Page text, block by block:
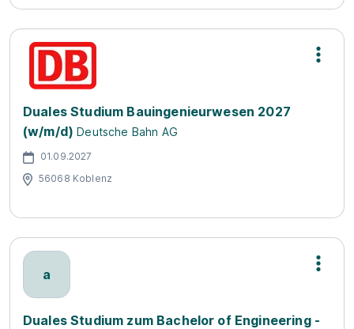
Duales Studium Bauingenieurwesen 2027
(w/m/d) Deutsche Bahn AG
01.09.2027
56068 Koblenz
a
Duales Studium zum Bachelor of Engineering -